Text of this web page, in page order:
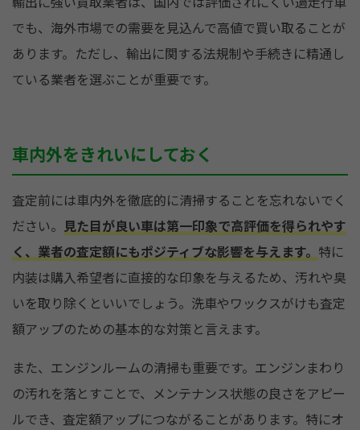
でも、海外市場での需要を見込んで高値で買い取ることが
あります。ただし、輸出に関する法規制や手続きに精通し
ている業者を選ぶことが重要です。
車内外をきれいにしておく
査定前には車内外を徹底的に清掃することを忘れないでく
ださい。 見た目が良い車は第一印象で高評価を得られやす
く、業者の査定額にもポジティブな影響を与えます。 特に
内装は購入希望者に直接的な印象を与えるため、汚れや臭
いを取り除くといいでしょう。洗車やワックスがけも査定
額アップのための基本的な対策と言えます。
また、エンジンルームの清掃も重要です。エンジンまわり
の汚れを落とすことで、メンテナンス状態の良さをアピー
ルでき、査定額アップにつながることがあります。特にオ